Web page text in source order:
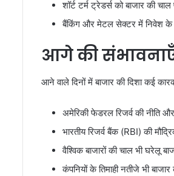
शॉर्ट टर्म ट्रेडर्स को बाजार की
बैंकिंग और मेटल सेक्टर में निवेश के
आगे की
आने वाले दिनों में बाजार की दिशा कई
अमेरिकी फेडरल रिजर्व की नीति
भारतीय रिजर्व बैंक (RBI) की
वैश्विक बाजारों की चाल भी घरेलू
कंपनियों के तिमाही नतीजे भी